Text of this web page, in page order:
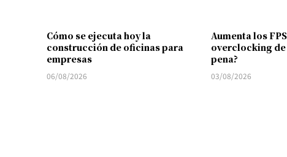
Cómo se ejecuta hoy la
construcción de oficinas para
empresas
06/08/2026
Aumenta los
overclocking de
pena?
03/08/2026